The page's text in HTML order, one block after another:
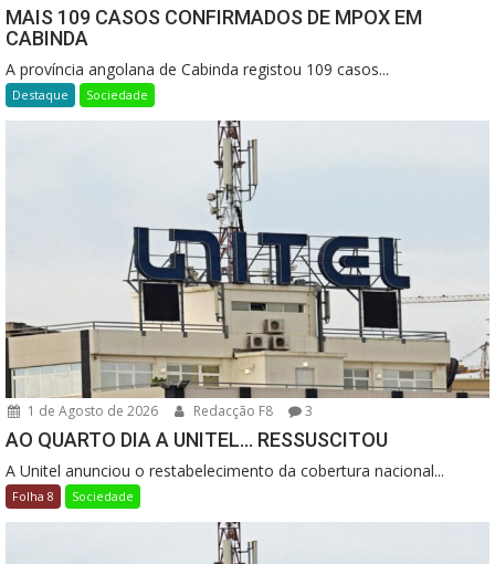
MAIS 109 CASOS CONFIRMADOS DE MPOX EM
CABINDA
A província angolana de Cabinda registou 109 casos...
Destaque Sociedade
1 de Agosto de 2026 Redacção F8 3
AO QUARTO DIA A UNITEL… RESSUSCITOU
A Unitel anunciou o restabelecimento da cobertura nacional...
Folha 8 Sociedade